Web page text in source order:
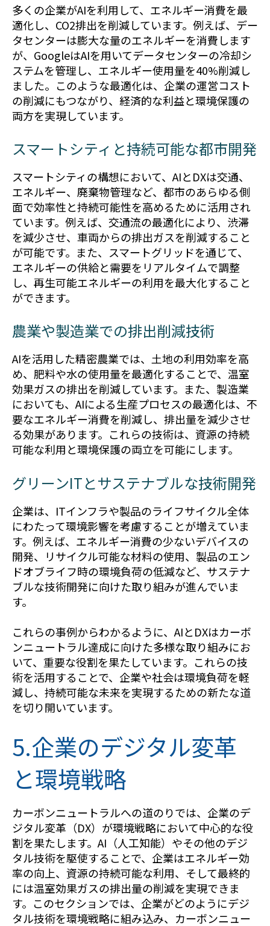
多くの企業がAIを利用して、エネルギー消費を最
適化し、CO2排出を削減しています。例えば、デー
タセンターは膨大な量のエネルギーを消費します
が、GoogleはAIを用いてデータセンターの冷却シ
ステムを管理し、エネルギー使用量を40%削減し
ました。このような最適化は、企業の運営コスト
の削減にもつながり、経済的な利益と環境保護の
両方を実現しています。
スマートシティと持続可能な都市開発
スマートシティの構想において、AIとDXは交通、
エネルギー、廃棄物管理など、都市のあらゆる側
面で効率性と持続可能性を高めるために活用され
ています。例えば、交通流の最適化により、渋滞
を減少させ、車両からの排出ガスを削減すること
が可能です。また、スマートグリッドを通じて、
エネルギーの供給と需要をリアルタイムで調整
し、再生可能エネルギーの利用を最大化すること
ができます。
農業や製造業での排出削減技術
AIを活用した精密農業では、土地の利用効率を高
め、肥料や水の使用量を最適化することで、温室
効果ガスの排出を削減しています。また、製造業
においても、AIによる生産プロセスの最適化は、不
要なエネルギー消費を削減し、排出量を減少させ
る効果があります。これらの技術は、資源の持続
可能な利用と環境保護の両立を可能にします。
グリーンITとサステナブルな技術開発
企業は、ITインフラや製品のライフサイクル全体
にわたって環境影響を考慮することが増えていま
す。例えば、エネルギー消費の少ないデバイスの
開発、リサイクル可能な材料の使用、製品のエン
ドオブライフ時の環境負荷の低減など、サステナ
ブルな技術開発に向けた取り組みが進んでいま
す。
これらの事例からわかるように、AIとDXはカーボ
ンニュートラル達成に向けた多様な取り組みにお
いて、重要な役割を果たしています。これらの技
術を活用することで、企業や社会は環境負荷を軽
減し、持続可能な未来を実現するための新たな道
を切り開いています。
5.企業のデジタル変革
と環境戦略
カーボンニュートラルへの道のりでは、企業のデ
ジタル変革（DX）が環境戦略において中心的な役
割を果たします。AI（人工知能）やその他のデジ
タル技術を駆使することで、企業はエネルギー効
率の向上、資源の持続可能な利用、そして最終的
には温室効果ガスの排出量の削減を実現できま
す。このセクションでは、企業がどのようにデジ
タル技術を環境戦略に組み込み、カーボンニュー